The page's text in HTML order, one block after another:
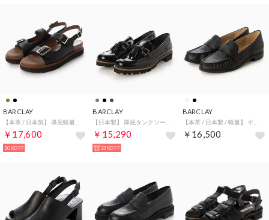
BARCLAY
￥17,600
20%OFF
BARCLAY
￥15,290
33%OFF
BARCLAY
【本革 / 日本製 / 軽量】 ギャザーディティールソフトローファー （BLK）
￥16,500